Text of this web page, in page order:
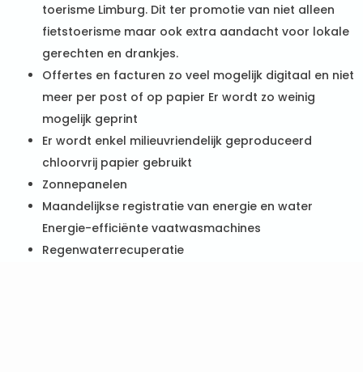
toerisme Limburg. Dit ter promotie van niet alleen
fietstoerisme maar ook extra aandacht voor lokale
gerechten en drankjes.
Offertes en facturen zo veel mogelijk digitaal en niet
meer per post of op papier Er wordt zo weinig
mogelijk geprint
Er wordt enkel milieuvriendelijk geproduceerd
chloorvrij papier gebruikt
Zonnepanelen
Maandelijkse registratie van energie en water
Energie-efficiënte vaatwasmachines
Regenwaterrecuperatie